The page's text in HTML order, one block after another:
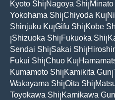
Kyoto Shi Nagoya Shi Minato
Yokohama Shi Chiyoda Ku
Shinjuku Ku Gifu Shi Kobe
Shizuoka Shi Fukuoka Shi
Sendai Shi Sakai Shi
Fukui Shi Chuo Ku
Kumamoto Shi Kamikita Gun
Wakayama Shi Oita Shi
Toyokawa Shi Kamikawa Gun